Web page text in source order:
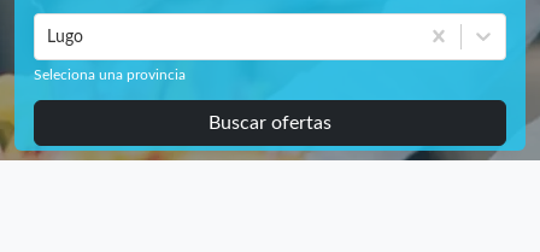
Lugo
Seleciona una provincia
Buscar ofertas